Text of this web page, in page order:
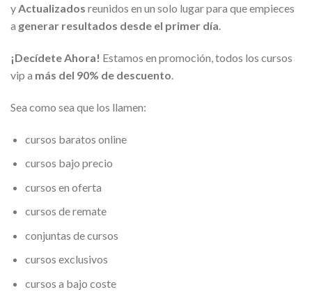
yActualizados reunidos en un solo lugar para que empieces
a generar resultados desde el primer día.
¡Decídete Ahora! Estamos en promoción, todos los cursos
vip a más del 90% de descuento.
Sea como sea que los llamen:
cursos baratos online
cursos bajo precio
cursos en oferta
cursos de remate
conjuntas de cursos
cursos exclusivos
cursos a bajo coste